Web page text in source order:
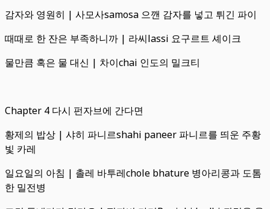
감자와 영원히 | 사모사samosa 으깬 감자를 넣고 튀긴 파이
때때로 한 잔은 부족하니까 | 라씨lassi 요구르트 셰이크
물만큼 혹은 물 대신 | 차이chai 인도의 밀크티
Chapter 4 다시 펀자브에 간다면
황제의 밥상 | 샤히 파니르shahi paneer 파니르를 띄운 주황
빛 카레
일요일의 아침 | 촐레 바투레chole bhature 병아리콩과 도톰
한 밀전병